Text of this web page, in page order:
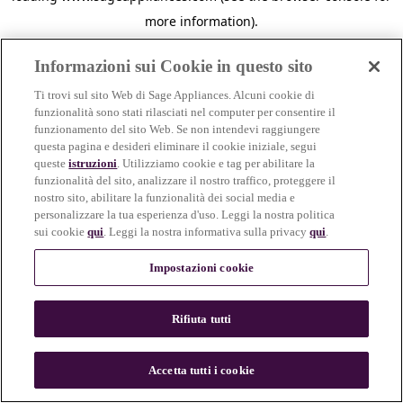
more information).
n
Informazioni sui Cookie in questo sito
Ti trovi sul sito Web di Sage Appliances. Alcuni cookie di
funzionalità sono stati rilasciati nel computer per consentire il
funzionamento del sito Web. Se non intendevi raggiungere
questa pagina e desideri eliminare il cookie iniziale, segui
questeistruzioni. Utilizziamo cookie e tag per abilitare la
funzionalità del sito, analizzare il nostro traffico, proteggere il
nostro sito, abilitare la funzionalità dei social media e
personalizzare la tua esperienza d'uso. Leggi la nostra politica
sui cookiequi. Leggi la nostra informativa sulla privacyqui.
Impostazioni cookie
Rifiuta tutti
Accetta tutti i cookie